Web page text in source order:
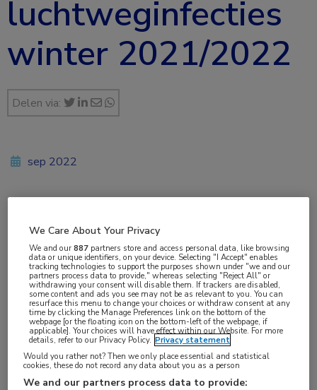
luchtweginfecties
winter 2021/2022
Delen via:
sep 2022
Huisartsgeneeskunde
Infectieziekten,Kindergeneeskunde,Longziekten
Aandachtsgebieden:
Pneumonie,Tuberculose,Virale infecties
Tags:
coronavirus,influenza,respiratoir syncytieel virus
CoV-2
We Care About Your Privacy
We and our887 partners store and access personal data, like browsing
data or unique identifiers, on your device. Selecting "I Accept" enables
tracking technologies to support the purposes shown under "we and our
partners process data to provide," whereas selecting "Reject All" or
withdrawing your consent will disable them. If trackers are disabled,
some content and ads you see may not be as relevant to you. You can
resurface this menu to change your choices or withdraw consent at any
time by clicking the Manage Preferences link on the bottom of the
webpage [or the floating icon on the bottom-left of the webpage, if
applicable]. Your choices will have effect within our Website. For more
details, refer to our Privacy Policy. Privacy statement
Would you rather not? Then we only place essential and statistical
cookies, these do not record any data about you as a person
We and our partners process data to provide: